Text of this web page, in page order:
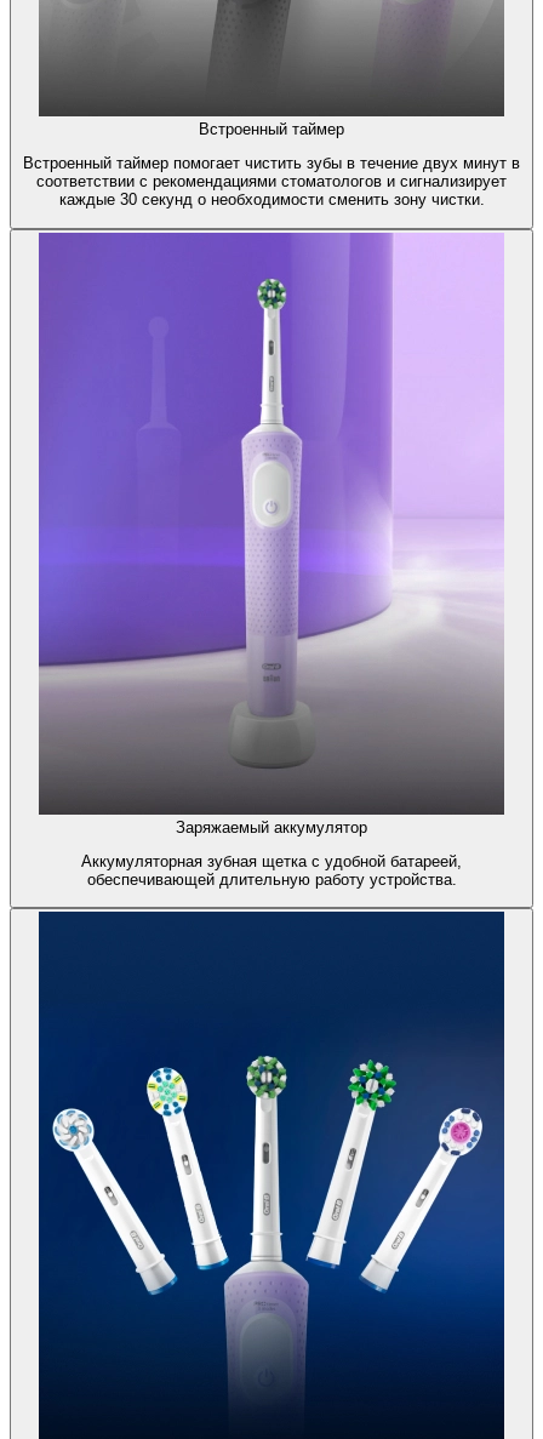
Встроенный таймер
Встроенный таймер помогает чистить зубы в течение двух минут в
соответствии с рекомендациями стоматологов и сигнализирует
каждые 30 секунд о необходимости сменить зону чистки.
Заряжаемый аккумулятор
Аккумуляторная зубная щетка с удобной батареей,
обеспечивающей длительную работу устройства.